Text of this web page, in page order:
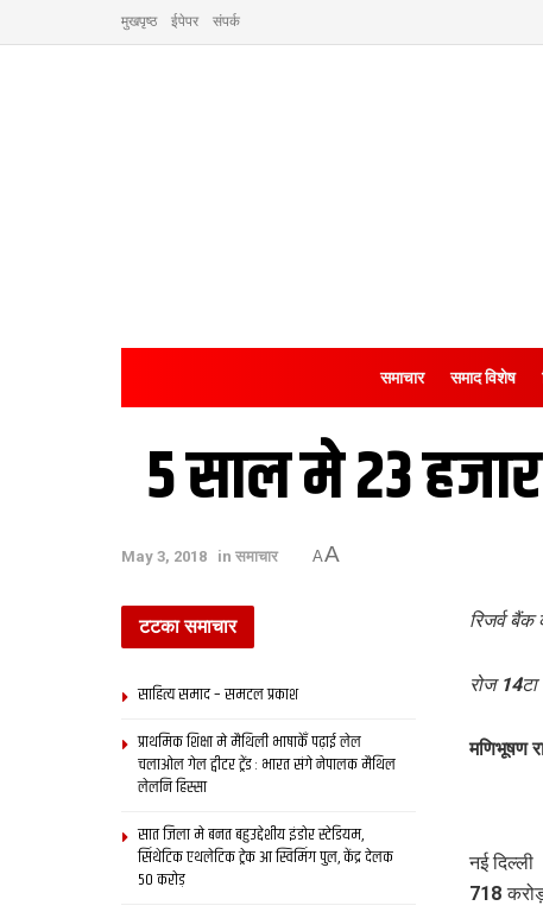
मुखपृष्ठ ईपेपर संपर्क
समाचार समाद विशेष
5 साल मे 23
May 3, 2018 in समाचार AA
रिजर्व
रोज
मणिभूषण
नई
718
टटका समाचार
साहित्य समाद – समटल प्रकाश
प्राथमिक शि‍क्षा मे मैथि‍ली भाषाकेँ पढ़ाई लेल
चलाओल गेल ट्वीटर ट्रेंड : भारत संगे नेपालक मैथिल
लेलनि हिस्सा
सात जिला मे बनत बहुउद्देशीय इंडोर स्‍टेडि‍यम,
सिंथेटिक एथलेटिक ट्रेक आ स्विमिंग पुल, केंद्र देलक
50 करोड़